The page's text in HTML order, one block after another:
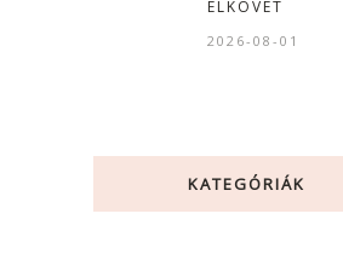
ELKÖVET
2026-08-01
KATEGÓRIÁK